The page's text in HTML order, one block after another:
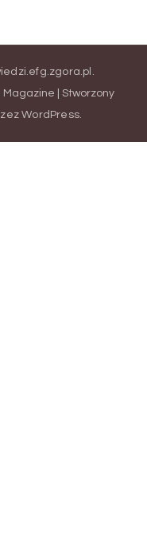
.
Magazine | Stworzony
WordPress.